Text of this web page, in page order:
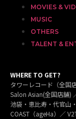
MOVIES &
MUSIC
OTHERS
TALENT &
WHERE TO GET?
タワーレコード（全国
Salon Asian(全国店舗)
池袋・恵比寿・代官山
COAST（ageHa）／